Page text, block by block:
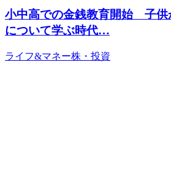
小中高での金銭教育開始 子供
について学ぶ時代…
ライフ&マネー株・投資